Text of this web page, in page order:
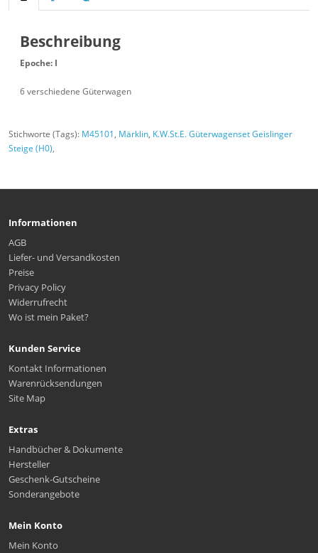
Beschreibung
Epoche: I
6 verschiedene Güterwagen
Stichworte (Tags): M45101, Märklin, K.W.St.E. Güterwagenset Geislinger
Steige (H0),
Informationen
AGB
Liefer- und Versandkosten
Preise
Privacy Policy
Widerrufrecht
Wo ist mein Paket?
Kunden Service
Kontakt Informationen
Warenrücksendungen
Site Map
Extras
Handbücher & Dokumente
Hersteller
Geschenk-Gutscheine
Sonderangebote
Mein Konto
Mein Konto